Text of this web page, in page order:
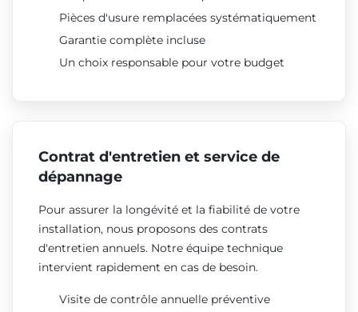
Pièces d'usure remplacées systématiquement
Garantie complète incluse
Un choix responsable pour votre budget
Contrat d'entretien et service de
dépannage
Pour assurer la longévité et la fiabilité de votre
installation, nous proposons des contrats
d'entretien annuels. Notre équipe technique
intervient rapidement en cas de besoin.
Visite de contrôle annuelle préventive